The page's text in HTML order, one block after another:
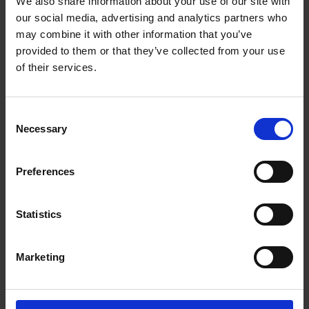
our social media, advertising and analytics partners who
may combine it with other information that you’ve
provided to them or that they’ve collected from your use
of their services.
Selection
Necessary
Preferences
Statistics
Marketing
produktionen.
och svåråtkomliga geometrier